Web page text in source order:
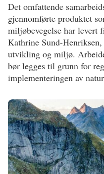
Det omfattende
gjennomførte produktet
miljøbevegelse har levert
Kathrine Sund-
utvikling og miljø.
bør legges til grunn for
implementeringen av